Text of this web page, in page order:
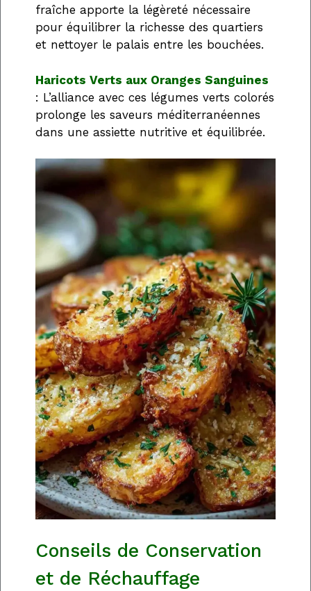
fraîche apporte la légèreté nécessaire
pour équilibrer la richesse des quartiers
et nettoyer le palais entre les bouchées.
Haricots Verts aux Oranges Sanguines
: L’alliance avec ces légumes verts colorés
prolonge les saveurs méditerranéennes
dans une assiette nutritive et équilibrée.
Conseils de Conservation
et de Réchauffage